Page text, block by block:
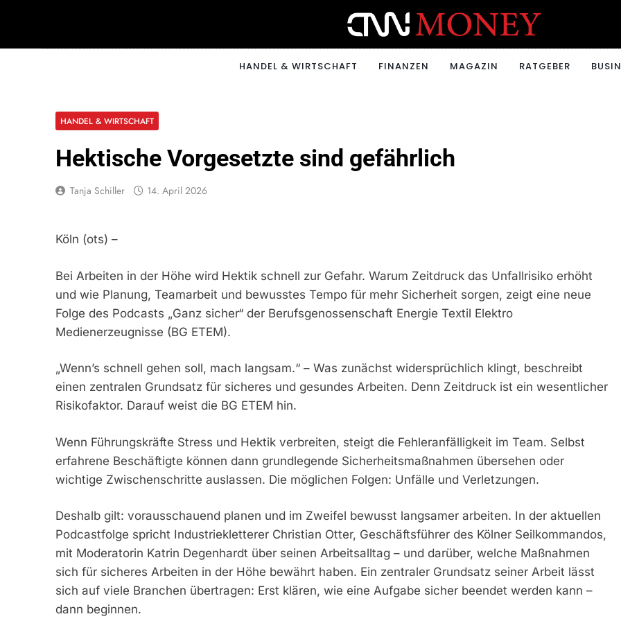
CNNMONEY.CH
HANDEL & WIRTSCHAFT FINANZEN MAGAZIN RATGEBER
HANDEL & WIRTSCHAFT
Hektische Vorgesetzte sind gefährlich
Tanja Schiller 14. April 2026
Köln (ots) –
Bei Arbeiten in der Höhe wird Hektik schnell zur Gefahr. Warum Zeitdruck das Unfallrisiko erhöht
und wie Planung, Teamarbeit und bewusstes Tempo für mehr Sicherheit sorgen, zeigt eine neue
Folge des Podcasts „Ganz sicher“ der Berufsgenossenschaft Energie Textil Elektro
Medienerzeugnisse (BG ETEM).
„Wenn’s schnell gehen soll, mach langsam.“ – Was zunächst widersprüchlich klingt, beschreibt
einen zentralen Grundsatz für sicheres und gesundes Arbeiten. Denn Zeitdruck ist ein wesentlicher
Risikofaktor. Darauf weist die BG ETEM hin.
Wenn Führungskräfte Stress und Hektik verbreiten, steigt die Fehleranfälligkeit im Team. Selbst
erfahrene Beschäftigte können dann grundlegende Sicherheitsmaßnahmen übersehen oder
wichtige Zwischenschritte auslassen. Die möglichen Folgen: Unfälle und Verletzungen.
Deshalb gilt: vorausschauend planen und im Zweifel bewusst langsamer arbeiten. In der aktuellen
Podcastfolge spricht Industriekletterer Christian Otter, Geschäftsführer des Kölner Seilkommandos,
mit Moderatorin Katrin Degenhardt über seinen Arbeitsalltag – und darüber, welche Maßnahmen
sich für sicheres Arbeiten in der Höhe bewährt haben. Ein zentraler Grundsatz seiner Arbeit lässt
sich auf viele Branchen übertragen: Erst klären, wie eine Aufgabe sicher beendet werden kann –
dann beginnen.